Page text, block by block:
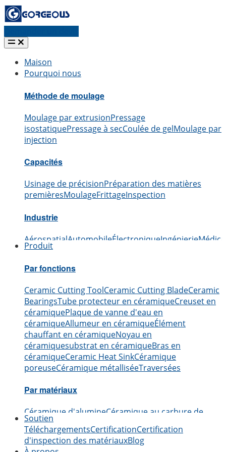
Maison
Pourquoi nous
Méthode de moulage
Moulage par extrusionPressage
isostatiquePressage à secCoulée de gelMoulage par
injection
Capacités
Usinage de précisionPréparation des matières
premièresMoulageFrittageInspection
Industrie
AérospatialAutomobileÉlectroniqueIngénierie
Produit
Par fonctions
Ceramic Cutting ToolCeramic Cutting BladeCeramic
BearingsTube protecteur en céramiqueCreuset en
céramiquePlaque de vanne d'eau en
céramiqueAllumeur en céramiqueÉlément
chauffant en céramiqueNoyau en
céramiquesubstrat en céramiqueBras en
céramiqueCeramic Heat SinkCéramique
poreuseCéramique métalliséeTraversées
Par matériaux
Céramique d'alumineCéramique au carbure de
boreCéramiques en carbure de silicium
en nitrure d'aluminiumCéramique en nitrure de
siliciumCéramique de zirconeCéramique au nitrure
Soutien
TéléchargementsCertificationCertification
d'inspection des matériauxBlog